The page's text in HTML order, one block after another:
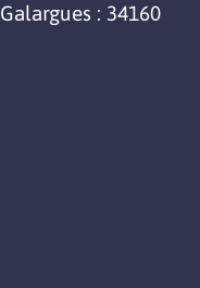
Galargues : 34160